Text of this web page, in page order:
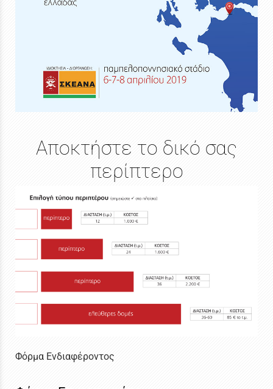
Αποκτήστε το δικό σας
περίπτερο
Φόρμα Ενδιαφέροντος